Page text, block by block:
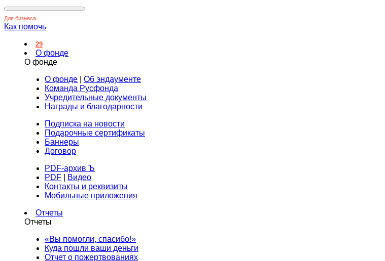
Для бизнеса
Как помочь
29
О фонде
О фонде
О фонде
Об эндаументе
Команда Русфонда
Учредительные документы
Награды и благодарности
Подписка на новости
Подарочные сертификаты
Баннеры
Договор
PDF-архив Ъ
PDF
Видео
Контакты и реквизиты
Мобильные приложения
Отчеты
Отчеты
«Вы помогли, спасибо!»
Куда пошли ваши деньги
Отчет о пожертвованиях